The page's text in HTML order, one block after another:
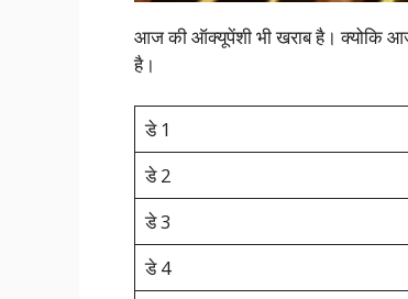
आज की ऑक्यूपेंशी भी खराब है। क्योकि
है।
डे 1
डे 2
डे 3
डे 4